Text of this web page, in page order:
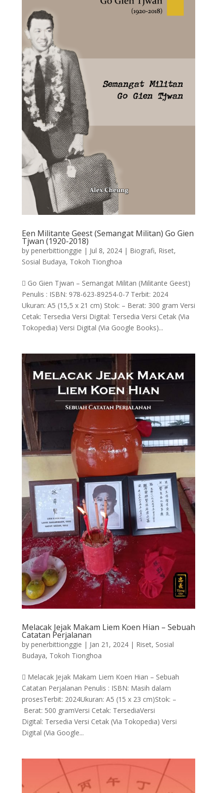
Een Militante Geest (Semangat Militan) Go Gien
Tjwan (1920-2018)
by penerbittionggie | Jul 8, 2024| Biografi, Riset,
Sosial Budaya, Tokoh Tionghoa
 Go Gien Tjwan – Semangat Militan (Militante Geest)
Penulis : ISBN: 978-623-89254-0-7 Terbit: 2024
Ukuran: A5 (15,5 x 21 cm) Stok: – Berat: 300 gram Versi
Cetak: Tersedia Versi Digital: Tersedia Versi Cetak (Via
Tokopedia) Versi Digital (Via Google Books)...
Melacak Jejak Makam Liem Koen Hian – Sebuah
Catatan Perjalanan
by penerbittionggie | Jan 21, 2024| Riset, Sosial
Budaya, Tokoh Tionghoa
 Melacak Jejak Makam Liem Koen Hian – Sebuah
Catatan Perjalanan Penulis : ISBN: Masih dalam
prosesTerbit: 2024Ukuran: A5 (15 x 23 cm)Stok: –
Berat: 500 gramVersi Cetak: TersediaVersi
Digital: Tersedia Versi Cetak (Via Tokopedia) Versi
Digital (Via Google...